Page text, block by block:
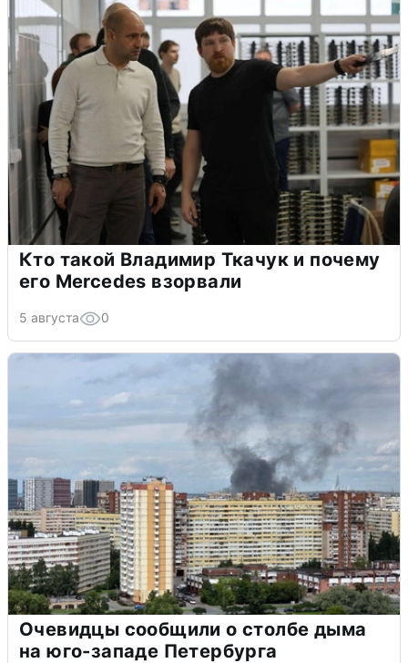
Кто такой Владимир Ткачук и почему
его Mercedes взорвали
5 августа 0
Очевидцы сообщили о столбе дыма
на юго-западе Петербурга